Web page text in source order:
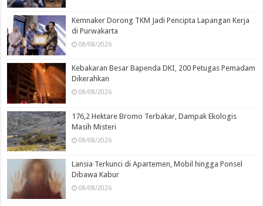
Kemnaker Dorong TKM Jadi Pencipta Lapangan Kerja
di Purwakarta
08/08/2026
Kebakaran Besar Bapenda DKI, 200 Petugas Pemadam
Dikerahkan
08/08/2026
176,2 Hektare Bromo Terbakar, Dampak Ekologis
Masih Misteri
08/08/2026
Lansia Terkunci di Apartemen, Mobil hingga Ponsel
Dibawa Kabur
08/08/2026